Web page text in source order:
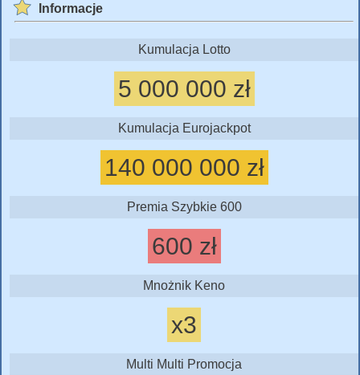
Informacje
Kumulacja Lotto
5 000 000 zł
Kumulacja Eurojackpot
140 000 000 zł
Premia Szybkie 600
600 zł
Mnożnik Keno
x3
Multi Multi Promocja